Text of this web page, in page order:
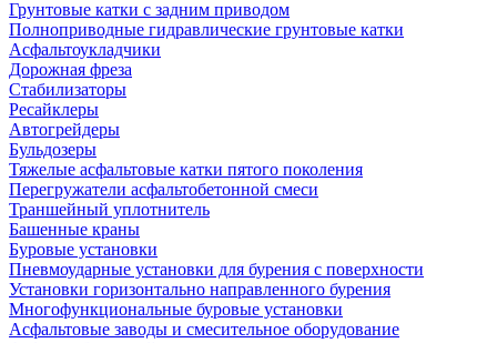
Грунтовые катки с задним приводом
Полноприводные гидравлические грунтовые катки
Асфальтоукладчики
Дорожная фреза
Стабилизаторы
Ресайклеры
Автогрейдеры
Бульдозеры
Тяжелые асфальтовые катки пятого поколения
Перегружатели асфальтобетонной смеси
Траншейный уплотнитель
Башенные краны
Буровые установки
Пневмоударные установки для бурения с поверхности
Установки горизонтально направленного бурения
Многофункциональные буровые установки
Асфальтовые заводы и смесительное оборудование